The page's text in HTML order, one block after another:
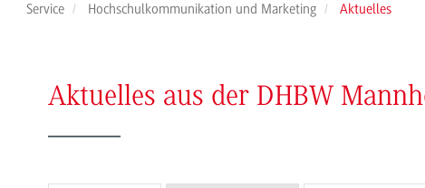
Service Hochschulkommunikation und Marketing Aktuelles
Aktuelles aus der DHBW